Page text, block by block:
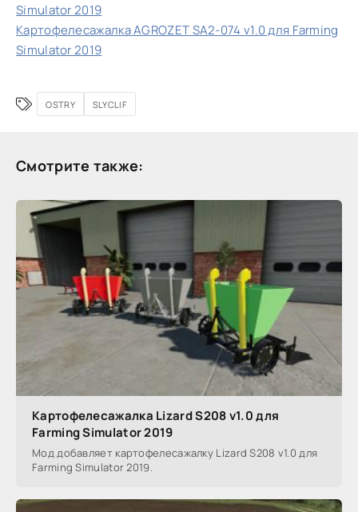
Simulator 2019
Картофелесажалка AGROZET SA2-074 v1.0 для Farming
Simulator 2019
OSTRY SLYCLIF
Смотрите также:
Картофелесажалка Lizard S208 v1.0 для
Farming Simulator 2019
Мод добавляет картофелесажалку Lizard S208 v1.0 для
Farming Simulator 2019.